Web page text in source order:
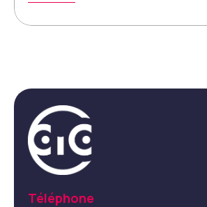
Téléphone